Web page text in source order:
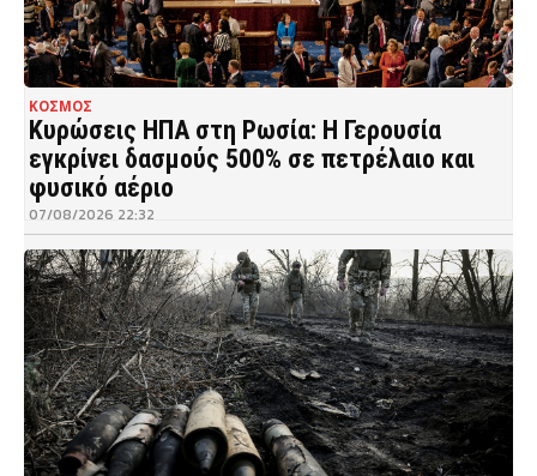
ΚΟΣΜΟΣ
Κυρώσεις ΗΠΑ στη Ρωσία: Η Γερουσία
εγκρίνει δασμούς 500% σε πετρέλαιο και
φυσικό αέριο
07/08/2026 22:32